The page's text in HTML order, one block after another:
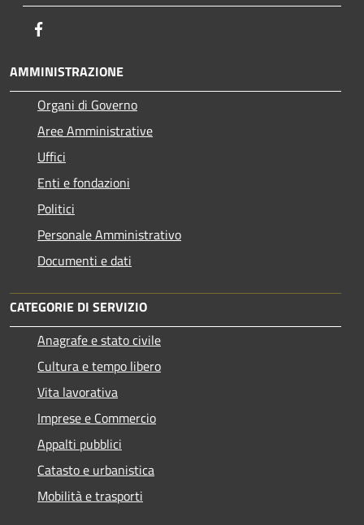
AMMINISTRAZIONE
Organi di Governo
Aree Amministrative
Uffici
Enti e fondazioni
Politici
Personale Amministrativo
Documenti e dati
CATEGORIE DI SERVIZIO
Anagrafe e stato civile
Cultura e tempo libero
Vita lavorativa
Imprese e Commercio
Appalti pubblici
Catasto e urbanistica
Mobilità e trasporti